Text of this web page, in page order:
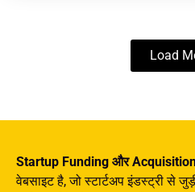
Load
Startup Funding और
वेबसाइट है, जो स्टार्टअप इंडस्ट्री से